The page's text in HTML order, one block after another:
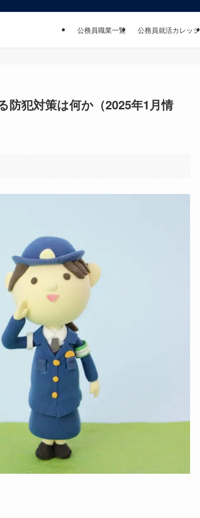
公務員職業一覧 公務員就活カレッジ
防犯対策は何か（2025年1月情